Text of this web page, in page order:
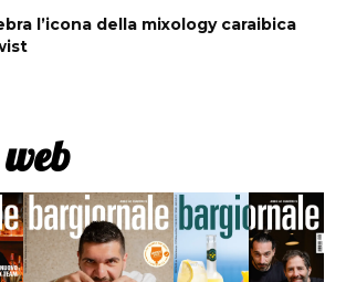
l’icona della mixology caraibica